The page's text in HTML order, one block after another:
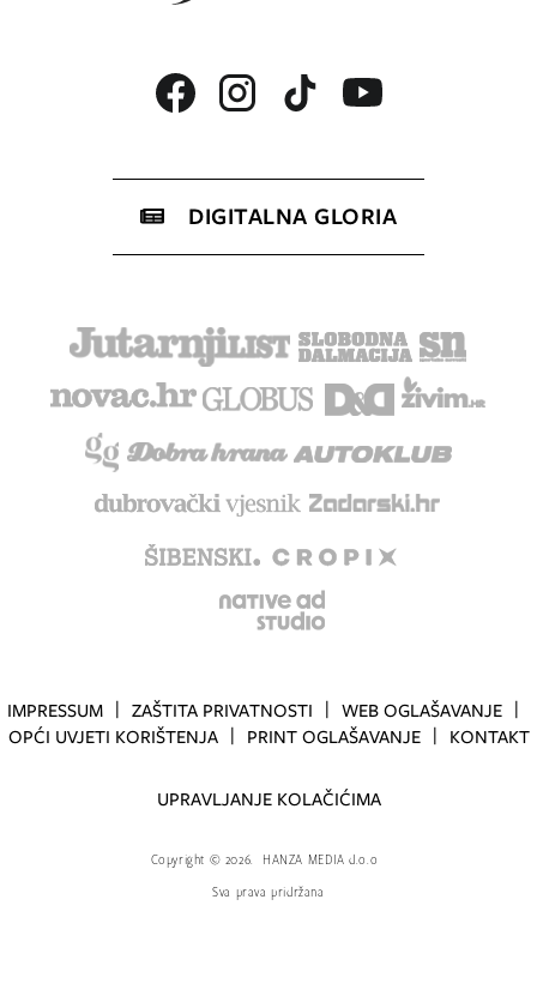
DIGITALNA GLORIA
IMPRESSUM ZAŠTITA PRIVATNOSTI
WEB OGLAŠAVANJE
OPĆI UVJETI KORIŠTENJA
PRINT OGLAŠAVANJE KONTAKT
UPRAVLJANJE KOLAČIĆIMA
Copyright © 2026.
HANZA MEDIA d.o.o
Sva prava pridržana